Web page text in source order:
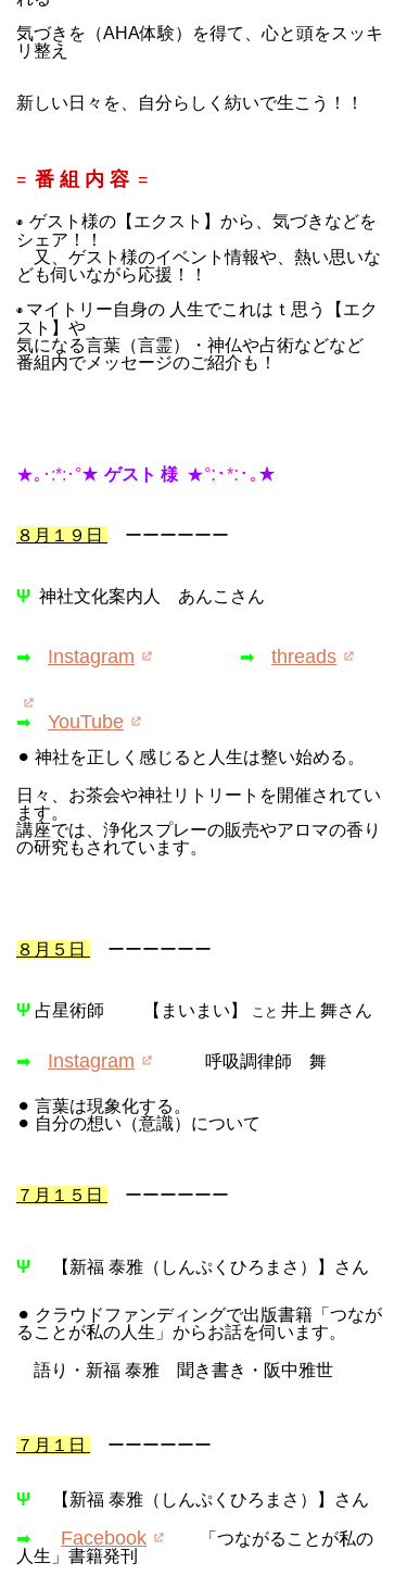
気づきを（AHA体験）を得て、心と頭をスッキ
リ整え
新しい日々を、自分らしく紡いで生こう！！
= 番 組 内 容 =
◉ ゲスト様の【エクスト】から、気づきなどを
シェア！！
又、ゲスト様のイベント情報や、熱い思いな
ども伺いながら応援！！
◉ マイトリー自身の 人生でこれはｔ思う【エク
スト】や
気になる言葉（言霊）・神仏や占術などなど
番組内でメッセージのご紹介も！
★｡ ･ :*: ･ °★ ゲスト 様 ★°:･ *:･ ｡ ★
８月１９日 ーーーーーー
Ψ 神社文化案内人 あんこさん
➡ Instagram ➡threads
➡ YouTube
⚫︎ 神社を正しく感じると人生は整い始める。
日々、お茶会や神社リトリートを開催されてい
ます。
講座では、浄化スプレーの販売やアロマの香り
の研究もされています。
８月５日 ーーーーーー
Ψ 占星術師 【まいまい】 こと 井上 舞さん
➡ Instagram 呼吸調律師 舞
⚫︎ 言葉は現象化する。
⚫︎ 自分の想い（意識）について
７月１５日 ーーーーーー
Ψ 【新福 泰雅（しんぷくひろまさ）】さん
⚫︎ クラウドファンディングで出版書籍「つなが
ることが私の人生」からお話を伺います。
語り・新福 泰雅 聞き書き・阪中雅世
７月１日 ーーーーーー
Ψ 【新福 泰雅（しんぷくひろまさ）】さん
➡ Facebook
「つながることが私の
人生」書籍発刊